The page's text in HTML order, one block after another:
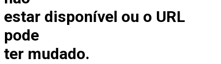
estar disponível ou o URL
pode
ter mudado.